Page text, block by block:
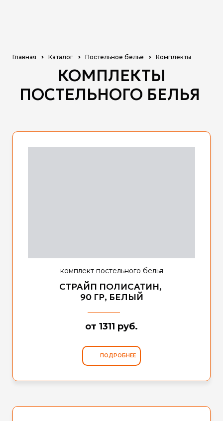
Главная Каталог Постельное белье Комплекты
КОМПЛЕКТЫ
ПОСТЕЛЬНОГО БЕЛЬЯ
комплект постельного белья
СТРАЙП ПОЛИСАТИН,
90 ГР, БЕЛЫЙ
от 1311 руб.
ПОДРОБНЕЕ